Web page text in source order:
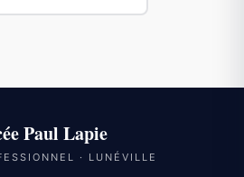
Paul Lapie
· LUNÉVILLE